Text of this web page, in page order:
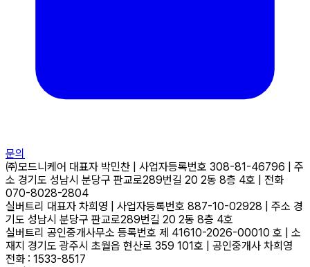
문의
㈜모드니케어 대표자 박민찬 사업자등록번호 308-81-46796
주
소 경기도 성남시 분당구 판교로289번길 20 2동 8층 4호
전화
070-8028-2804
실버트리 대표자 차희영 사업자등록번호 887-10-02928 주소 경
기도 성남시 분당구 판교로289번길 20 2동 8층 4호
실버트리 공인중개사무소 등록번호 제 41610-2026-00010 호
소
재지 경기도 광주시 초월읍 현산로 359 101호 공인중개사 차희영
전화 : 1533-8517